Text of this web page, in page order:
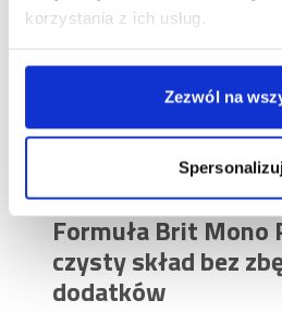
korzystania z ich usług.
Zezwól na
Spersonalizuj
formuła skutecznie wspiera
do suchego granulatu.
nawodnienia wspomaga z kolei
układu moczowego. Co więcej,
konsystencji jest łatwa do
seniorów czy psów z
stomatologicznymi.
Formuła Brit Mono
czysty skład bez
dodatków